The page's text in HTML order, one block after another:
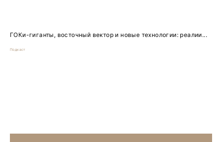
ГОКи-гиганты, восточный вектор и новые технологии: реалии...
Подкаст